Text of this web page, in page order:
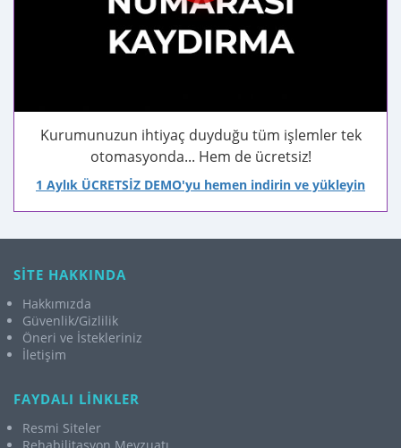
Kurumunuzun ihtiyaç duyduğu tüm işlemler tek
otomasyonda... Hem de ücretsiz!
1 Aylık ÜCRETSİZ DEMO'yu hemen indirin ve yükleyin
SİTE HAKKINDA
Hakkımızda
Güvenlik/Gizlilik
Öneri ve İstekleriniz
İletişim
FAYDALI LİNKLER
Resmi Siteler